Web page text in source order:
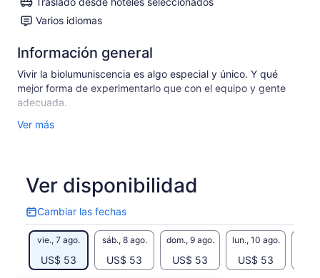
Varios idiomas
Información general
Vivir la biolumuniscencia es algo especial y único. Y qué
mejor forma de experimentarlo que con el equipo y gente
adecuada.
Con nosotros experimentará la forma más segura y divertida
gastos médicos menores hasta cinco mil pesos y en caso de
que la bioluminiscencia no sea observable durante su tour, le
ofrecemos reagendar la fecha o le reembolsamos su dinero.
Ver más
Ver disponibilidad
Cambiar las fechas
Cambiar
las
fechas
vie., 7 ago.
US$ 53
sáb., 8 ago.
US$ 53
dom., 9 ago.
US$ 53
lun., 10 ago.
US$ 53